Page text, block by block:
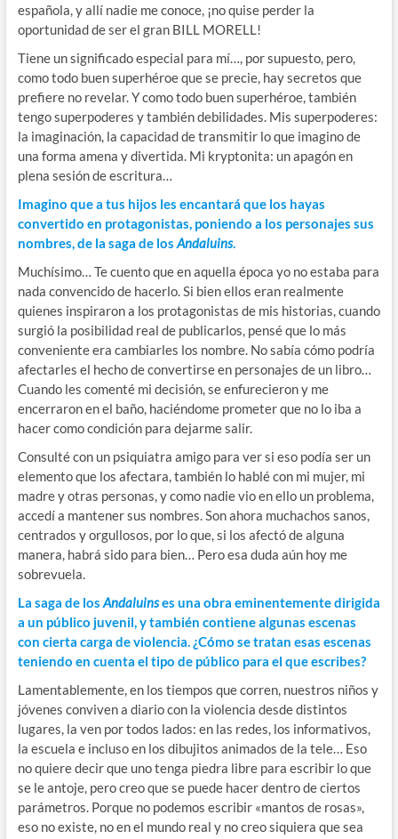
española, y allí nadie me conoce, ¡no quise perder la
oportunidad de ser el gran BILL MORELL!
Tiene un significado especial para mí…, por supuesto, pero,
como todo buen superhéroe que se precie, hay secretos que
prefiere no revelar. Y como todo buen superhéroe, también
tengo superpoderes y también debilidades. Mis superpoderes:
la imaginación, la capacidad de transmitir lo que imagino de
una forma amena y divertida. Mi kryptonita: un apagón en
plena sesión de escritura…
Imagino que a tus hijos les encantará que los hayas
convertido en protagonistas, poniendo a los personajes sus
nombres, de la saga de los Andaluins.
Muchísimo… Te cuento que en aquella época yo no estaba para
nada convencido de hacerlo. Si bien ellos eran realmente
quienes inspiraron a los protagonistas de mis historias, cuando
surgió la posibilidad real de publicarlos, pensé que lo más
conveniente era cambiarles los nombre. No sabía cómo podría
afectarles el hecho de convertirse en personajes de un libro…
Cuando les comenté mi decisión, se enfurecieron y me
encerraron en el baño, haciéndome prometer que no lo iba a
hacer como condición para dejarme salir.
Consulté con un psiquiatra amigo para ver si eso podía ser un
elemento que los afectara, también lo hablé con mi mujer, mi
madre y otras personas, y como nadie vio en ello un problema,
accedí a mantener sus nombres. Son ahora muchachos sanos,
centrados y orgullosos, por lo que, si los afectó de alguna
manera, habrá sido para bien… Pero esa duda aún hoy me
sobrevuela.
La saga de los Andaluinses una obra eminentemente dirigida
a un público juvenil, y también contiene algunas escenas
con cierta carga de violencia. ¿Cómo se tratan esas escenas
teniendo en cuenta el tipo de público para el que escribes?
Lamentablemente, en los tiempos que corren, nuestros niños y
jóvenes conviven a diario con la violencia desde distintos
lugares, la ven por todos lados: en las redes, los informativos,
la escuela e incluso en los dibujitos animados de la tele… Eso
no quiere decir que uno tenga piedra libre para escribir lo que
se le antoje, pero creo que se puede hacer dentro de ciertos
parámetros. Porque no podemos escribir «mantos de rosas»,
eso no existe, no en el mundo real y no creo siquiera que sea